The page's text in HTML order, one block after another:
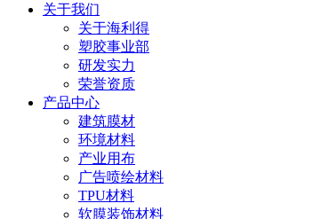
关于我们
关于海利得
塑胶事业部
研发实力
荣誉资质
产品中心
建筑膜材
环境材料
产业用布
广告喷绘材料
TPU材料
软膜装饰材料